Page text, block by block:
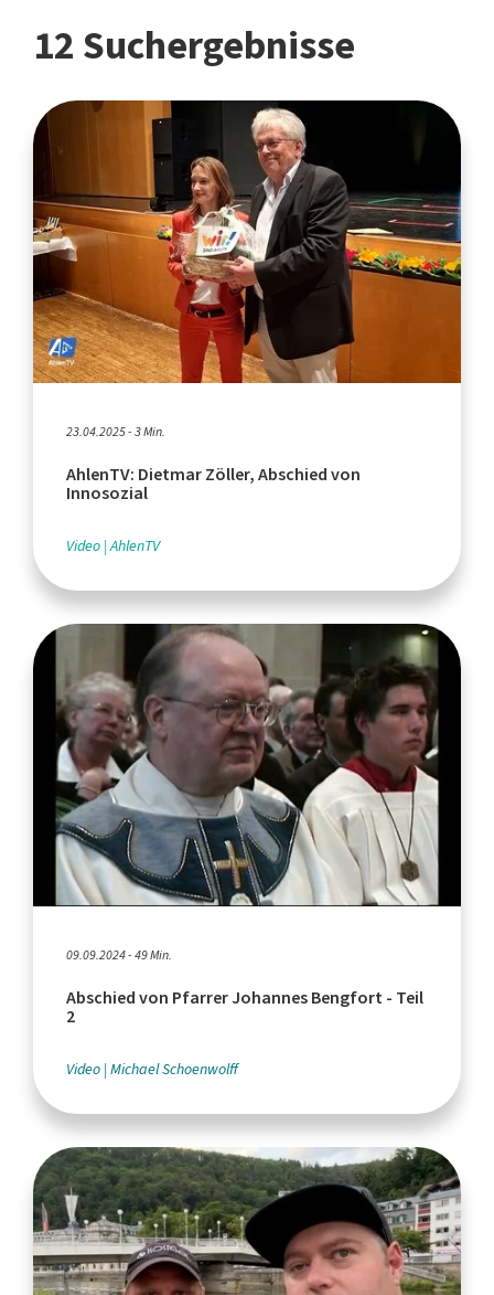
12 Suchergebnisse
23.04.2025 - 3 Min.
AhlenTV: Dietmar Zöller, Abschied von
Innosozial
Video AhlenTV
09.09.2024 - 49 Min.
Abschied von Pfarrer Johannes Bengfort - Teil
2
Video Michael Schoenwolff